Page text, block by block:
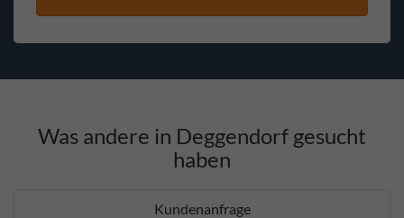
Was andere in Deggendorf gesucht
haben
Kundenanfrage